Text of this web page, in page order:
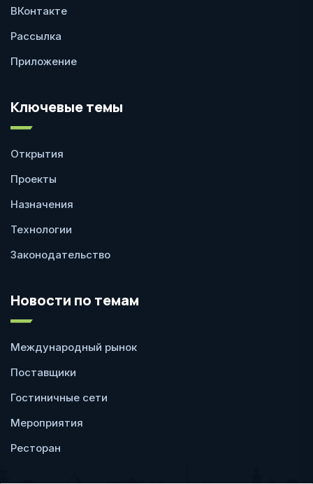
ВКонтакте
Рассылка
Приложение
Ключевые темы
Открытия
Проекты
Назначения
Технологии
Законодательство
Новости по темам
Международный рынок
Поставщики
Гостиничные сети
Мероприятия
Ресторан